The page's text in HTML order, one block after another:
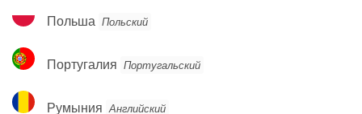
Польша
Польша Польский
Португалия
Португалия Португальский
Румыния
Румыния Английский